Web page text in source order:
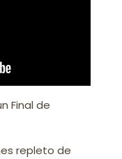
Final de
repleto de